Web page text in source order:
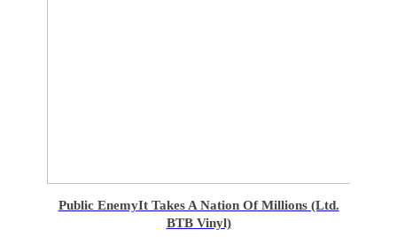
Public EnemyIt Takes A Nation Of Millions (Ltd.
BTB Vinyl)